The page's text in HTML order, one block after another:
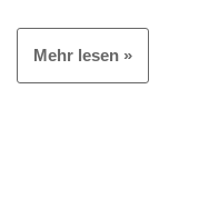
Mehr lesen »